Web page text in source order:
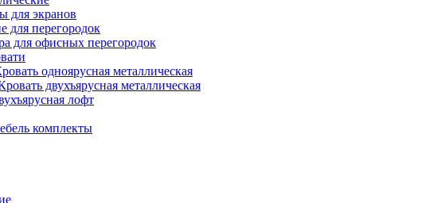
для экранов
для перегородок
для офисных перегородок
одноярусная металлическая
двухъярусная металлическая
лофт
комплекты